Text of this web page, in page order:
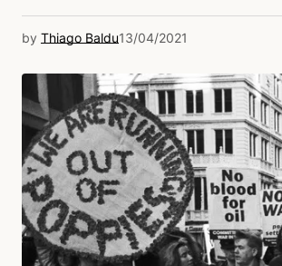
by Thiago Baldu13/04/2021